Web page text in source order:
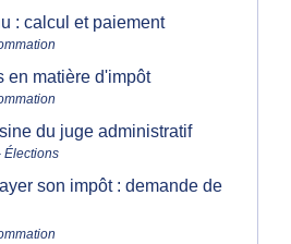
: calcul et paiement
en matière d'impôt
du juge administratif
Élections
son impôt : demande de